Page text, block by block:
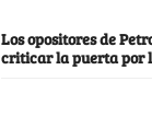
Los opositores de
criticar la puerta por